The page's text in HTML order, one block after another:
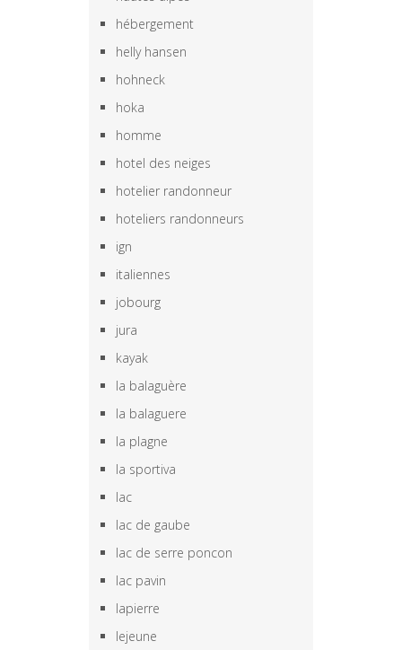
hébergement
helly hansen
hohneck
hoka
homme
hotel des neiges
hotelier randonneur
hoteliers randonneurs
ign
italiennes
jobourg
jura
kayak
la balaguère
la balaguere
la plagne
la sportiva
lac
lac de gaube
lac de serre poncon
lac pavin
lapierre
lejeune